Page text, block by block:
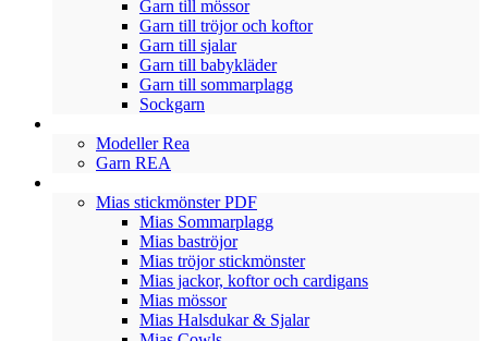
Garn till mössor
Garn till tröjor och koftor
Garn till sjalar
Garn till babykläder
Garn till sommarplagg
Sockgarn
Modeller Rea
Garn REA
Mias stickmönster PDF
Mias Sommarplagg
Mias baströjor
Mias tröjor stickmönster
Mias jackor, koftor och cardigans
Mias mössor
Mias Halsdukar & Sjalar